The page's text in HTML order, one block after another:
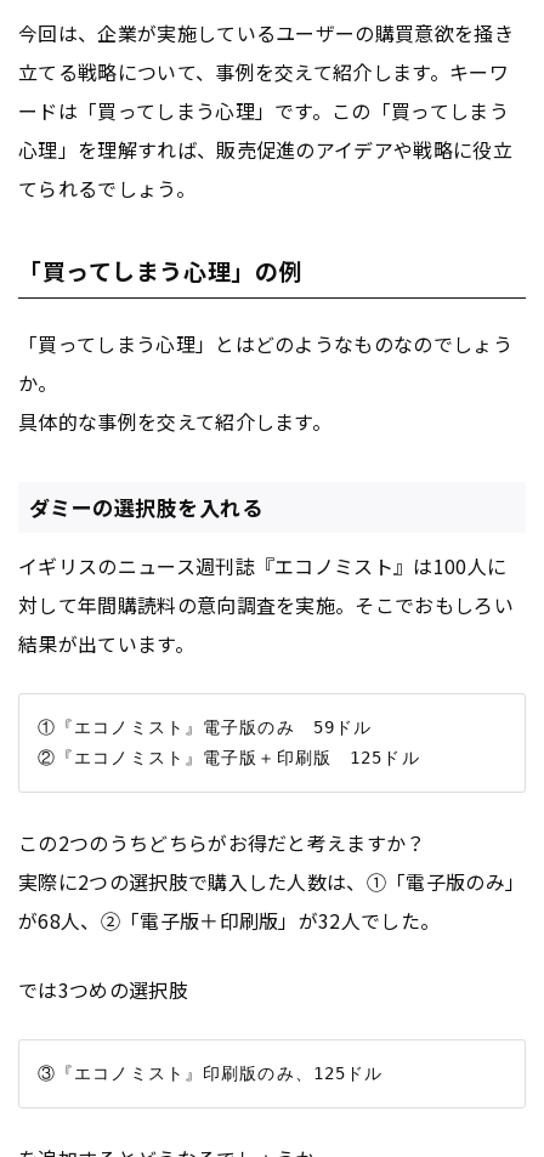
今回は、企業が実施しているユーザーの購買意欲を掻き
立てる戦略について、事例を交えて紹介します。キーワ
ードは「買ってしまう心理」です。この「買ってしまう
心理」を理解すれば、販売促進のアイデアや戦略に役立
てられるでしょう。
「買ってしまう心理」の例
「買ってしまう心理」とはどのようなものなのでしょう
か。
具体的な事例を交えて紹介します。
ダミーの選択肢を入れる
イギリスのニュース週刊誌『エコノミスト』は100人に
対して年間購読料の意向調査を実施。そこでおもしろい
結果が出ています。
①『エコノミスト』電子版のみ　59ドル
この2つのうちどちらがお得だと考えますか？
実際に2つの選択肢で購入した人数は、①「電子版のみ」
が68人、②「電子版＋印刷版」が32人でした。
では3つめの選択肢